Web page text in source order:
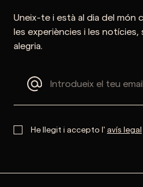
Uneix-te i està al dia del món
les experiències i les notícies,
alegria.
He llegit i accepto l' avís legal